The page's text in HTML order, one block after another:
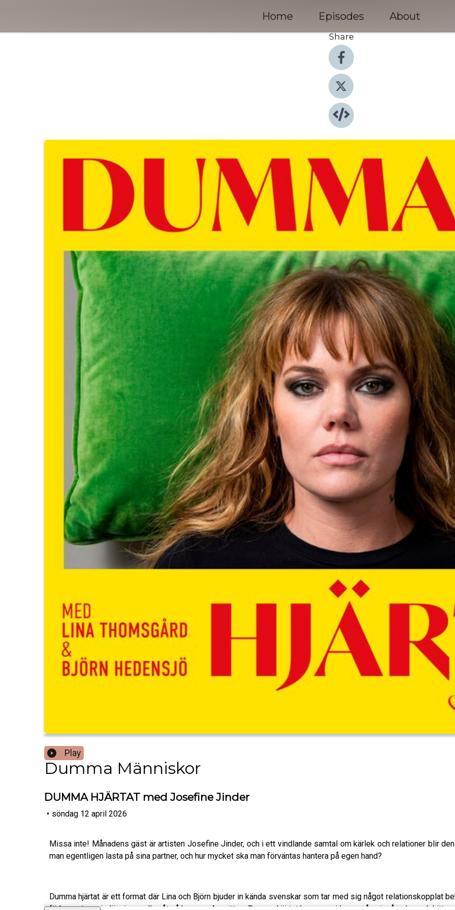
Home Episodes About
Share
Play
Dumma Människor
DUMMA HJÄRTAT med Josefine Jinder
• söndag 12 april 2026
Missa inte! Månadens gäst är artisten Josefine Jinder, och i ett vindlande samtal om kärlek och relationer blir
man egentligen lasta på sina partner, och hur mycket ska man förväntas hantera på egen hand?
Dumma hjärtat är ett format där Lina och Björn bjuder in kända svenskar som tar med sig något relationskopplat